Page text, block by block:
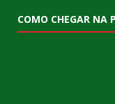
COMO CHEGAR NA